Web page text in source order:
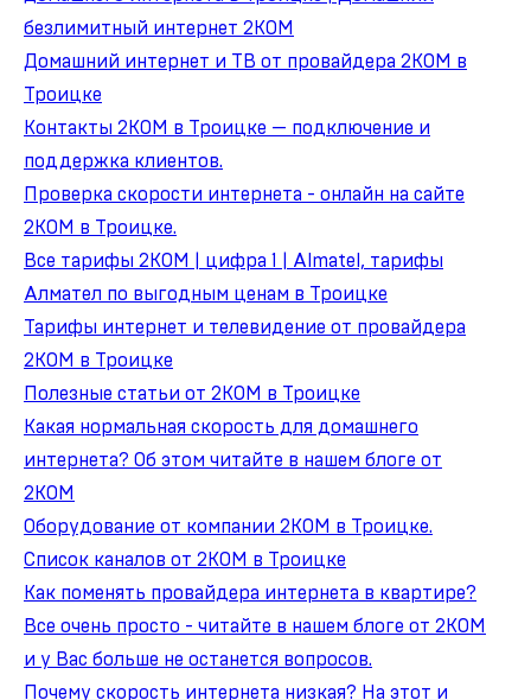
безлимитный интернет 2КОМ
Домашний интернет и ТВ от провайдера 2КОМ в
Троицке
Контакты 2КОМ в Троицке — подключение и
поддержка клиентов.
Проверка скорости интернета - онлайн на сайте
2КОМ в Троицке.
Все тарифы 2КОМ | цифра 1 | Almatel, тарифы
Алмател по выгодным ценам в Троицке
Тарифы интернет и телевидение от провайдера
2КОМ в Троицке
Полезные статьи от 2КОМ в Троицке
Какая нормальная скорость для домашнего
интернета? Об этом читайте в нашем блоге от
2КОМ
Оборудование от компании 2КОМ в Троицке.
Список каналов от 2КОМ в Троицке
Как поменять провайдера интернета в квартире?
Все очень просто - читайте в нашем блоге от 2КОМ
и у Вас больше не останется вопросов.
Почему скорость интернета низкая? На этот и